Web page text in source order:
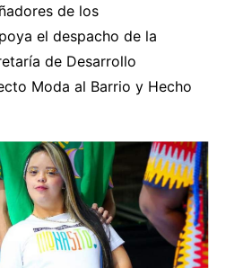
de los
el despacho de la
de Desarrollo
Moda al Barrio y Hecho